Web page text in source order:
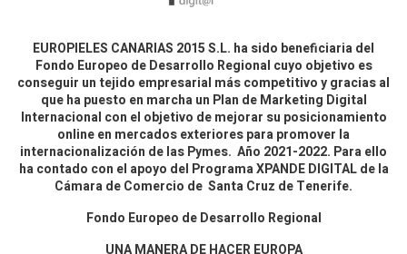
EUROPIELES CANARIAS 2015 S.L. ha sido beneficiaria del
Fondo Europeo de Desarrollo Regional cuyo objetivo es
conseguir un tejido empresarial más competitivo y gracias al
que ha puesto en marcha un Plan de Marketing Digital
Internacional con el objetivo de mejorar su posicionamiento
online en mercados exteriores para promover la
internacionalización de las Pymes. Año 2021-2022. Para ello
ha contado con el apoyo del Programa XPANDE DIGITAL de la
Cámara de Comercio de Santa Cruz de Tenerife.
Fondo Europeo de Desarrollo Regional
UNA MANERA DE HACER EUROPA